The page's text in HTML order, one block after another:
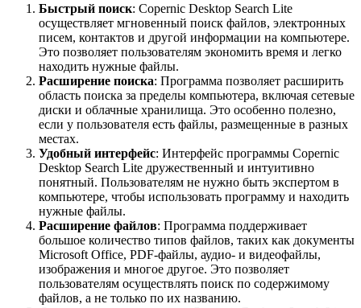
Быстрый поиск: Copernic Desktop Search Lite
осуществляет мгновенный поиск файлов, электронных
писем, контактов и другой информации на компьютере.
Это позволяет пользователям экономить время и легко
находить нужные файлы.
Расширение поиска: Программа позволяет расширить
область поиска за пределы компьютера, включая сетевые
диски и облачные хранилища. Это особенно полезно,
если у пользователя есть файлы, размещенные в разных
местах.
Удобный интерфейс: Интерфейс программы Copernic
Desktop Search Lite дружественный и интуитивно
понятный. Пользователям не нужно быть экспертом в
компьютере, чтобы использовать программу и находить
нужные файлы.
Расширение файлов: Программа поддерживает
большое количество типов файлов, таких как документы
Microsoft Office, PDF-файлы, аудио- и видеофайлы,
изображения и многое другое. Это позволяет
пользователям осуществлять поиск по содержимому
файлов, а не только по их названию.